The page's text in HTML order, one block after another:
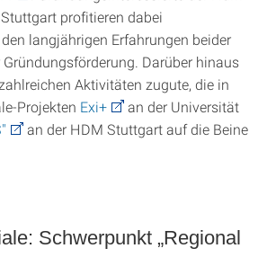
profitieren dabei
langjährigen Erfahrungen beider
Darüber hinaus
Aktivitäten zugute, die in
Projekten Exi+
an der Universität
an der HDM Stuttgart auf die Beine
Schwerpunkt „Regional